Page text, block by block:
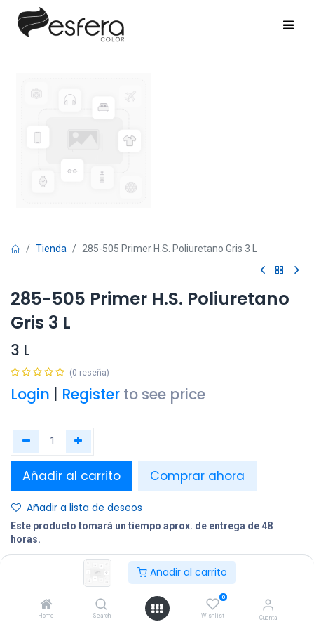
Añadir al carrito
Home Search
0
Wishlist Cuenta
Tienda 285-505 Primer H.S. Poliuretano Gris 3 L
285-505 Primer H.S. Poliuretano
Gris 3 L
3 L
(0 reseña)
Login Register to see price
Añadir al carrito Comprar ahora
Añadir a lista de deseos
Este producto tomará un tiempo aprox. de entrega de 48
horas.
Terminos y condiciones: